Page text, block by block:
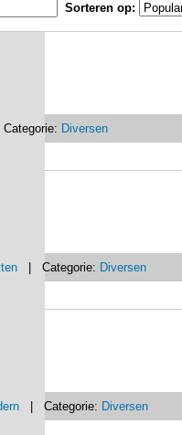
Sorteren op:
Diversen
| Categorie: Diversen
| Categorie: Diversen